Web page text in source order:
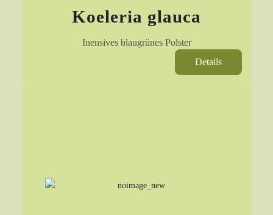
Koeleria glauca
Inensives blaugrünes Polster
Details